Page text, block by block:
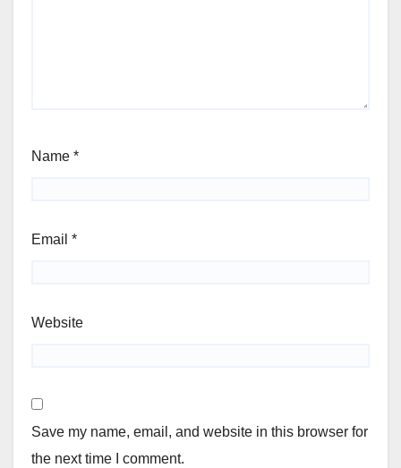
Name *
Email *
Website
Save my name, email, and website in this browser for
the next time I comment.